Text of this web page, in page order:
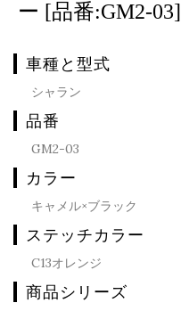
ー [品番:GM2-03]
車種と型式
シャラン
品番
GM2-03
カラー
キャメル×ブラック
ステッチカラー
C13オレンジ
商品シリーズ